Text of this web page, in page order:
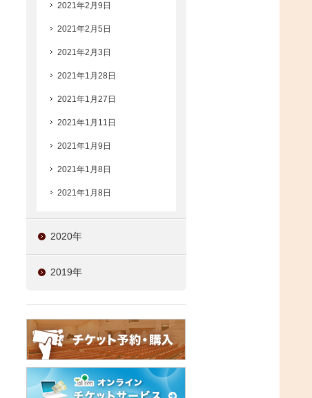
2021年2月9日
2021年2月5日
2021年2月3日
2021年1月28日
2021年1月27日
2021年1月11日
2021年1月9日
2021年1月8日
2021年1月8日
2020年
2019年